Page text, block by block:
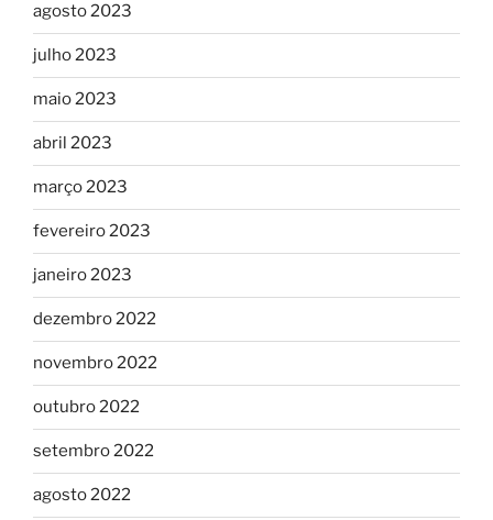
agosto 2023
julho 2023
maio 2023
abril 2023
março 2023
fevereiro 2023
janeiro 2023
dezembro 2022
novembro 2022
outubro 2022
setembro 2022
agosto 2022